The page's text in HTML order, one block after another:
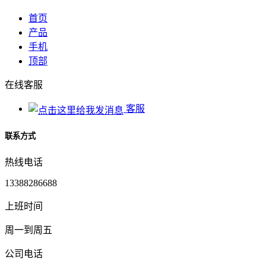
首页
产品
手机
顶部
在线客服
客服
联系方式
热线电话
13388286688
上班时间
周一到周五
公司电话